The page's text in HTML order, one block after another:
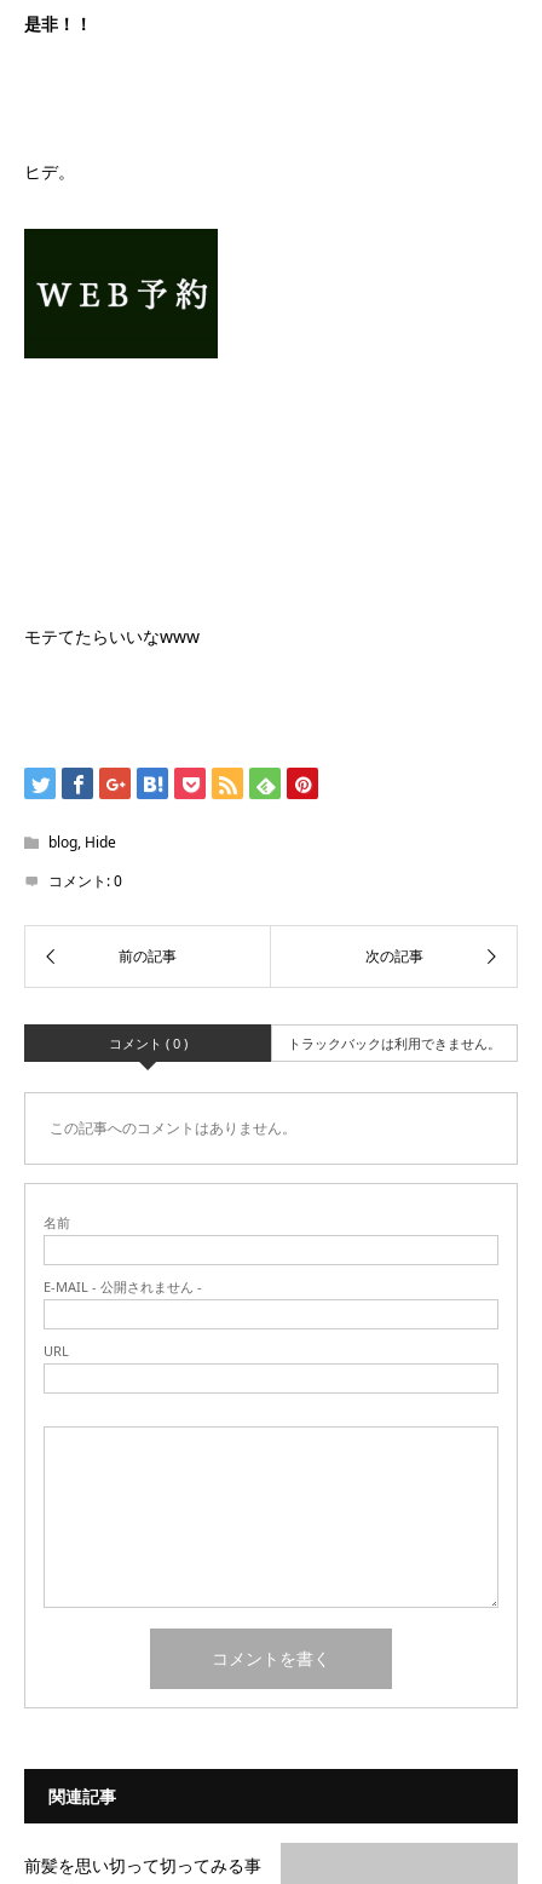
是非！！
ヒデ。
モテてたらいいなwww
blog, Hide
コメント:0
コメント ( 0 ) トラックバックは利用できません。
この記事へのコメントはありません。
名前
E-MAIL - 公開されません -
URL
関連記事
前髪を思い切って切ってみる事